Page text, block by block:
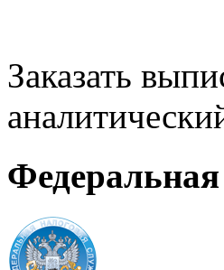
Заказать